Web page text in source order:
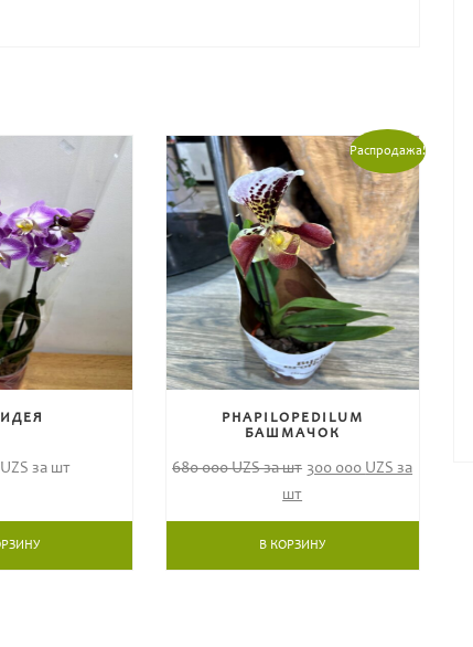
UZS за шт
Распродажа!
PHAPILOPEDILUM
БАШМАЧОК
680 000UZS за шт 300 000 UZS за
шт
В КОРЗИНУ